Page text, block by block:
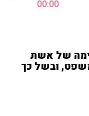
00:00
של אשת
ובשל כך